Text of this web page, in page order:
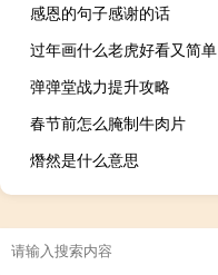
感恩的句子感谢的话
过年画什么老虎好看又简单
弹弹堂战力提升攻略
春节前怎么腌制牛肉片
熸然是什么意思